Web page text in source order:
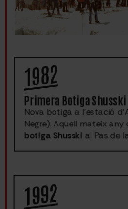
1982
Primera Botiga Shusski
Nova botiga a l’estació
Negre). Aquell mateix any
botiga Shusski al Pas de
1992